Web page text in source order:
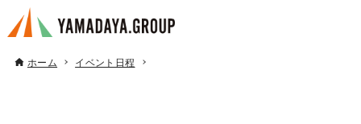
ホーム イベント日程